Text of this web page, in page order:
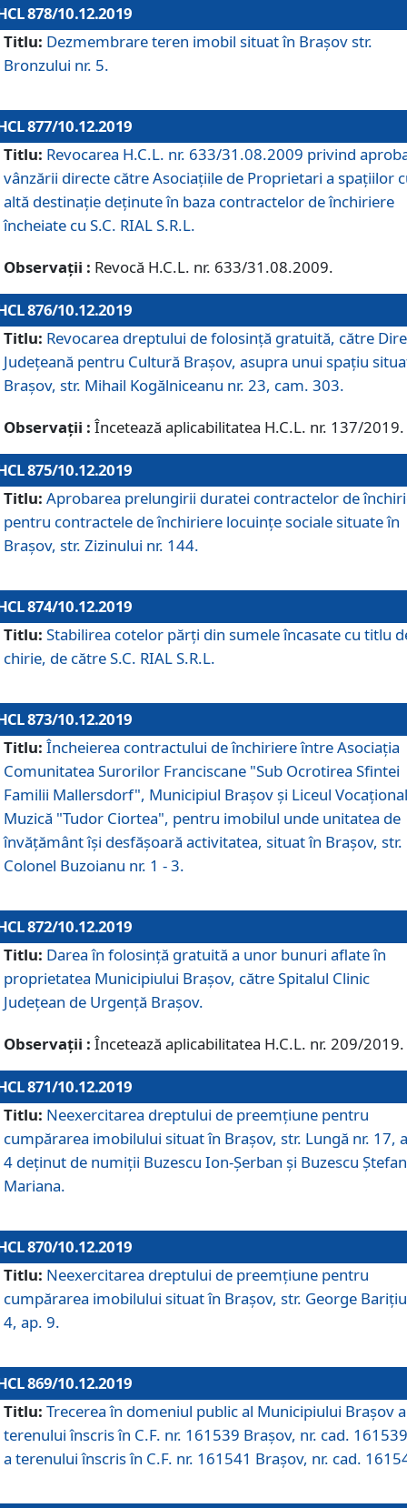
878/10.12.2019
Titlu: Dezmembrare teren imobil situat în Brașov str.
Bronzului nr. 5.
877/10.12.2019
Titlu: Revocarea H.C.L. nr. 633/31.08.2009 privind
vânzării directe către Asociațiile de Proprietari a spațiilor
altă destinație deținute în baza contractelor de închiriere
încheiate cu S.C. RIAL S.R.L.
Observații : Revocă H.C.L. nr. 633/31.08.2009.
876/10.12.2019
Titlu: Revocarea dreptului de folosinţă gratuită, către
Judeţeană pentru Cultură Braşov, asupra unui spaţiu
Braşov, str. Mihail Kogălniceanu nr. 23, cam. 303.
Observații : Încetează aplicabilitatea H.C.L. nr. 137/2019.
875/10.12.2019
Titlu: Aprobarea prelungirii duratei contractelor de
pentru contractele de închiriere locuinţe sociale situate în
Braşov, str. Zizinului nr. 144.
874/10.12.2019
Titlu: Stabilirea cotelor părți din sumele încasate cu titlu
chirie, de către S.C. RIAL S.R.L.
873/10.12.2019
Titlu: Încheierea contractului de închiriere între Asociația
Comunitatea Surorilor Franciscane "Sub Ocrotirea Sfintei
Familii Mallersdorf", Municipiul Braşov şi Liceul
Muzică "Tudor Ciortea", pentru imobilul unde unitatea de
învățământ îşi desfăşoară activitatea, situat în Braşov, str.
Colonel Buzoianu nr. 1 - 3.
872/10.12.2019
Titlu: Darea în folosinţă gratuită a unor bunuri aflate în
proprietatea Municipiului Braşov, către Spitalul Clinic
Judeţean de Urgenţă Braşov.
Observații : Încetează aplicabilitatea H.C.L. nr. 209/2019.
871/10.12.2019
Titlu: Neexercitarea dreptului de preemţiune pentru
cumpărarea imobilului situat în Braşov, str. Lungă nr. 17,
4 deţinut de numiţii Buzescu Ion-Şerban și Buzescu
Mariana.
870/10.12.2019
Titlu: Neexercitarea dreptului de preemţiune pentru
cumpărarea imobilului situat în Braşov, str. George
4, ap. 9.
869/10.12.2019
Titlu: Trecerea în domeniul public al Municipiului Braşov a
terenului înscris în C.F. nr. 161539 Brașov, nr. cad.
a terenului înscris în C.F. nr. 161541 Brașov, nr. cad.